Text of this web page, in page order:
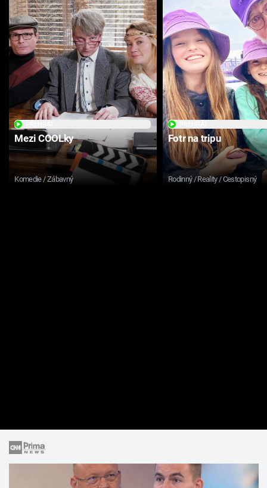
Mezi COOLky
Komedie / Zábavný
Fotr na tripu
Rodinný / Reality / Cestopisný